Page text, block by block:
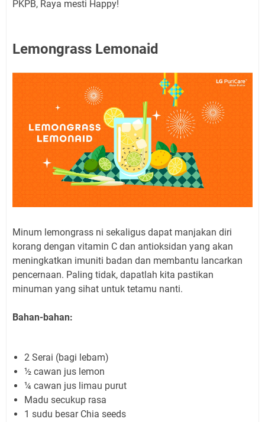
PKPB, Raya mesti Happy!
Lemongrass Lemonaid
Minum lemongrass ni sekaligus dapat manjakan diri
korang dengan vitamin C dan antioksidan yang akan
meningkatkan imuniti badan dan membantu lancarkan
pencernaan. Paling tidak, dapatlah kita pastikan
minuman yang sihat untuk tetamu nanti.
Bahan-bahan:
2 Serai (bagi lebam)
½ cawan jus lemon
¼ cawan jus limau purut
Madu secukup rasa
1 sudu besar Chia seeds